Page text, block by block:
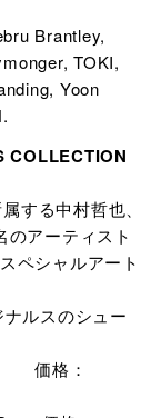
Brantley,
TOKI,
Yoon
する中村哲也、
アーティスト
ペシャルアート
ルスのシュー
価格：